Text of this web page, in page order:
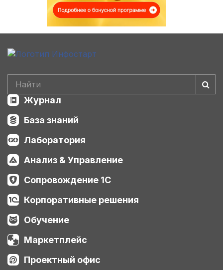
Журнал
База знаний
Лаборатория
Анализ & Управление
Сопровождение 1С
Корпоративные решения
Обучение
Маркетплейс
Проектный офис